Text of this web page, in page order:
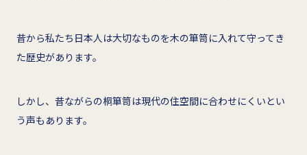
昔から私たち日本人は大切なものを木の箪笥に入れて守ってき
た歴史があります。
しかし、昔ながらの桐箪笥は現代の住空間に合わせにくいとい
う声もあります。